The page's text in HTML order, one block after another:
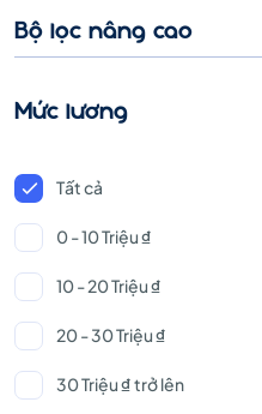
Bộ lọc nâng cao
Mức lương
Tất cả
0 - 10 Triệu ₫
10 - 20 Triệu ₫
20 - 30 Triệu ₫
30 Triệu ₫ trở lên